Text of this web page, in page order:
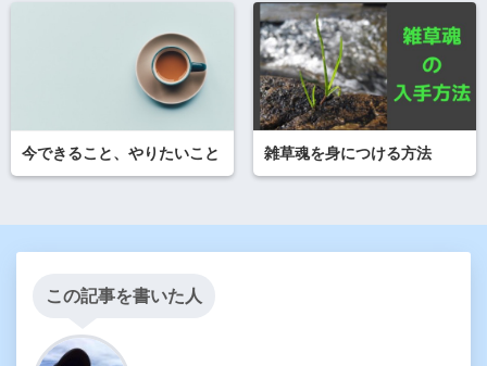
今できること、やりたいこと 雑草魂を身につける方法
この記事を書いた人